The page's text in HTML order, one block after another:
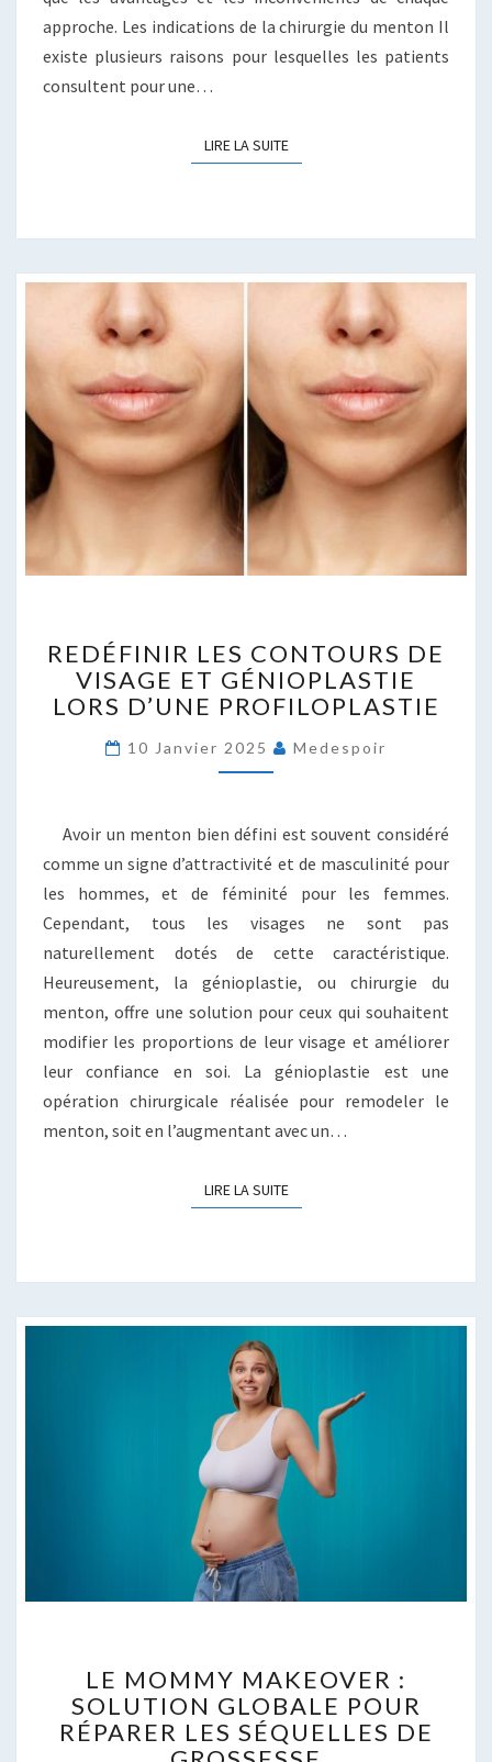
approche. Les indications de la chirurgie du menton Il
existe plusieurs raisons pour lesquelles les patients
consultent pour une…
LIRE LA SUITELIRE LA SUITE
LES
CONTOURS
DE
ET
GÉNIOPLASTIE
D’UNE
PROFILOPLASTIE
REDÉFINIR LES CONTOURS DE
VISAGE ET GÉNIOPLASTIE
LORS D’UNE PROFILOPLASTIE
10 Janvier 2025 Medespoir
Avoir un menton bien défini est souvent considéré
comme un signe d’attractivité et de masculinité pour
les hommes, et de féminité pour les femmes.
Cependant, tous les visages ne sont pas
naturellement dotés de cette caractéristique.
Heureusement, la génioplastie, ou chirurgie du
menton, offre une solution pour ceux qui souhaitent
modifier les proportions de leur visage et améliorer
leur confiance en soi. La génioplastie est une
opération chirurgicale réalisée pour remodeler le
menton, soit en l’augmentant avec un…
LIRE LA SUITELIRE LA SUITE
MOMMY
MAKEOVER
:
SOLUTION
LE MOMMY MAKEOVER :
SOLUTION GLOBALE POUR
RÉPARER LES SÉQUELLES DE